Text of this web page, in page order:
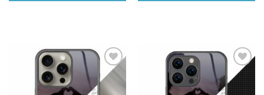
Add to
Wishlist
Add to
Wishlist